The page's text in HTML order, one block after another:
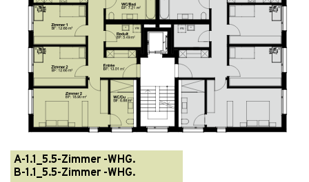
A-1.1_5.5-Zimmer -WHG.
B-1.1_5.5-Zimmer -WHG.